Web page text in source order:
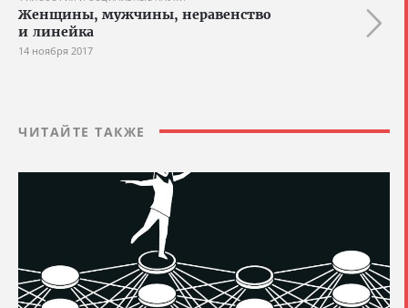
Женщины, мужчины, неравенство
и линейка
14 ноября 2017
ЧИТАЙТЕ ТАКЖЕ